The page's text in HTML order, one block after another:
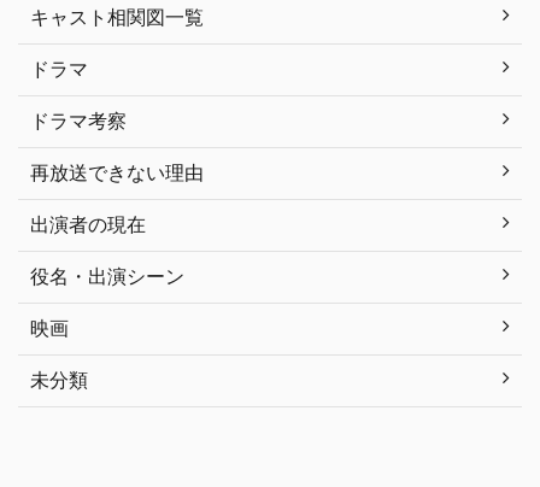
キャスト相関図一覧
ドラマ
ドラマ考察
再放送できない理由
出演者の現在
役名・出演シーン
映画
未分類